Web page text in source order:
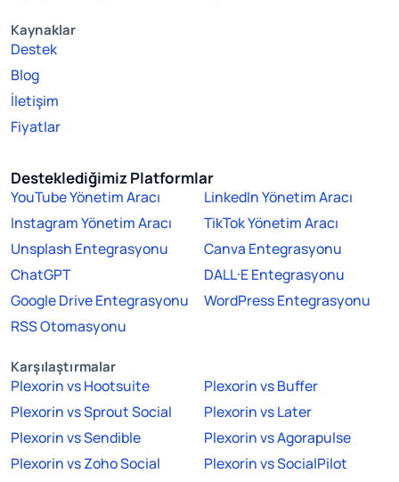
Kaynaklar
Destek
Blog
İletişim
Fiyatlar
Desteklediğimiz Platformlar
YouTube Yönetim Aracı
LinkedIn Yönetim Aracı
Instagram Yönetim Aracı
TikTok Yönetim Aracı
Unsplash Entegrasyonu
Canva Entegrasyonu
ChatGPT
DALL·E Entegrasyonu
Google Drive Entegrasyonu
WordPress Entegrasyonu
RSS Otomasyonu
Karşılaştırmalar
Plexorin vs Hootsuite
Plexorin vs Buffer
Plexorin vs Sprout Social
Plexorin vs Later
Plexorin vs Sendible
Plexorin vs Agorapulse
Plexorin vs Zoho Social
Plexorin vs SocialPilot